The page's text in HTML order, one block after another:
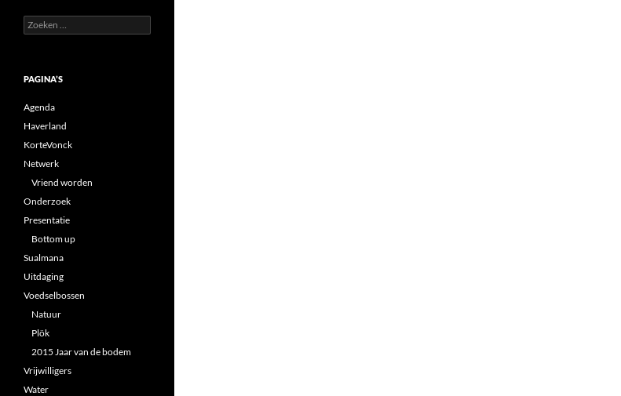
Zoeken
naar:
PAGINA’S
Agenda
Haverland
KorteVonck
Netwerk
Vriend worden
Onderzoek
Presentatie
Bottom up
Sualmana
Uitdaging
Voedselbossen
Natuur
Plök
2015 Jaar van de bodem
Vrijwilligers
Water